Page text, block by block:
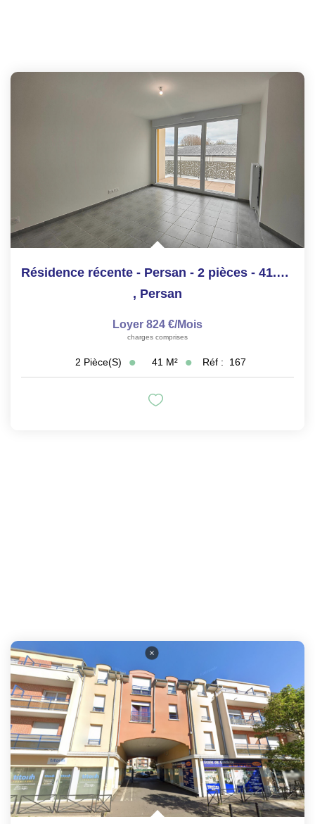
Résidence récente - Persan - 2 pièces - 41.29m²
, Persan
Loyer 824 €/mois
charges comprises
2 Pièce(s) 41 M² Réf : 167